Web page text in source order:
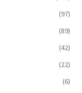
(97)
(89)
(42)
(22)
(6)